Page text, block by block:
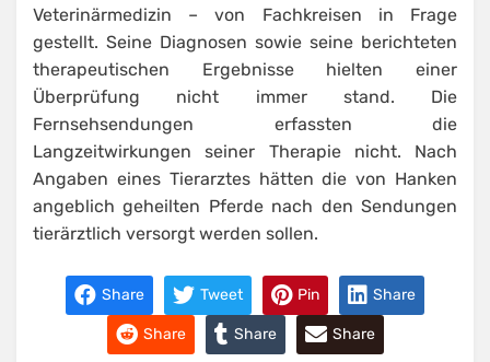
Veterinärmedizin – von Fachkreisen in Frage
gestellt. Seine Diagnosen sowie seine berichteten
therapeutischen Ergebnisse hielten einer
Überprüfung nicht immer stand. Die
Fernsehsendungen erfassten die
Langzeitwirkungen seiner Therapie nicht. Nach
Angaben eines Tierarztes hätten die von Hanken
angeblich geheilten Pferde nach den Sendungen
tierärztlich versorgt werden sollen.
Share Tweet Pin Share
Share Share Share